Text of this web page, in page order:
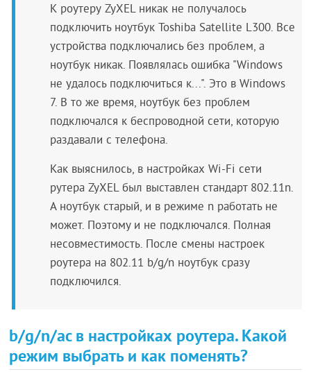
К роутеру ZyXEL никак не получалось
подключить ноутбук Toshiba Satellite L300. Все
устройства подключались без проблем, а
ноутбук никак. Появлялась ошибка "Windows
не удалось подключиться к...". Это в Windows
7. В то же время, ноутбук без проблем
подключался к беспроводной сети, которую
раздавали с телефона.
Как выяснилось, в настройках Wi-Fi сети
рутера ZyXEL был выставлен стандарт 802.11n.
А ноутбук старый, и в режиме n работать не
может. Поэтому и не подключался. Полная
несовместимость. После смены настроек
роутера на 802.11 b/g/n ноутбук сразу
подключился.
b/g/n/ac в настройках роутера. Какой
режим выбрать и как поменять?